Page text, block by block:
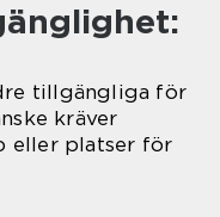
tillgängliga för
kräver
eller platser för